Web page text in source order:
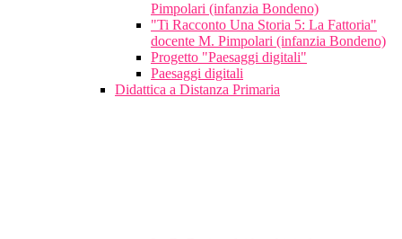
Pimpolari (infanzia Bondeno)
"Ti Racconto Una Storia 5: La Fattoria"
docente M. Pimpolari (infanzia Bondeno)
Progetto "Paesaggi digitali"
Paesaggi digitali
Didattica a Distanza Primaria